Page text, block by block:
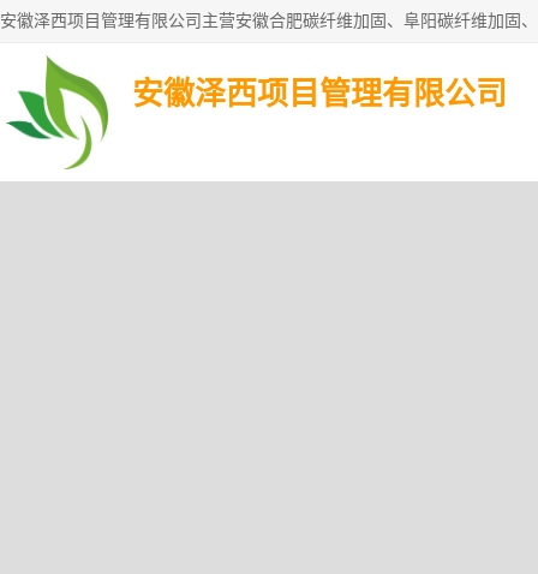
安徽泽西项目管理有限公司